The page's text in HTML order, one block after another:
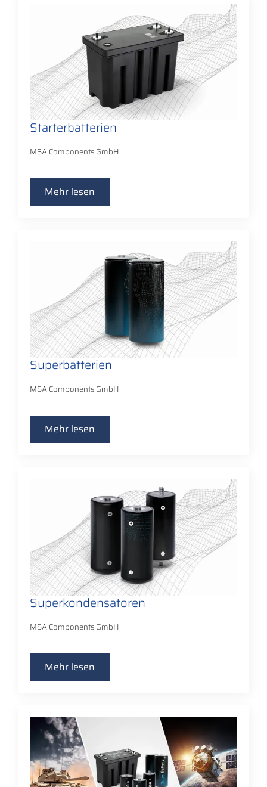
Starterbatterien
MSA Components GmbH
Mehr lesen
Superbatterien
MSA Components GmbH
Mehr lesen
Superkondensatoren
MSA Components GmbH
Mehr lesen